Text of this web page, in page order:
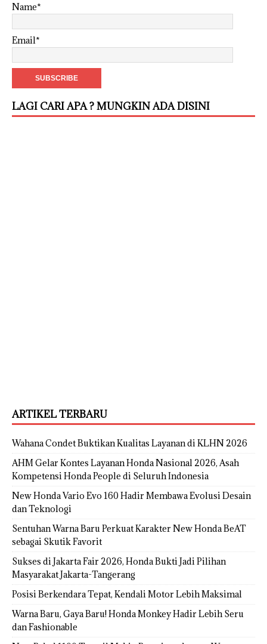
Name*
Email*
LAGI CARI APA ? MUNGKIN ADA DISINI
ARTIKEL TERBARU
Wahana Condet Buktikan Kualitas Layanan di KLHN 2026
AHM Gelar Kontes Layanan Honda Nasional 2026, Asah
Kompetensi Honda People di Seluruh Indonesia
New Honda Vario Evo 160 Hadir Membawa Evolusi Desain
dan Teknologi
Sentuhan Warna Baru Perkuat Karakter New Honda BeAT
sebagai Skutik Favorit
Sukses di Jakarta Fair 2026, Honda Bukti Jadi Pilihan
Masyarakat Jakarta-Tangerang
Posisi Berkendara Tepat, Kendali Motor Lebih Maksimal
Warna Baru, Gaya Baru! Honda Monkey Hadir Lebih Seru
dan Fashionable